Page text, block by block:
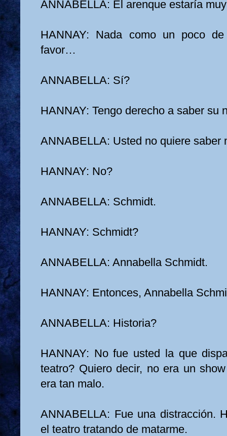
ANNABELLA: El arenque estaría
HANNAY: Nada como un poco
favor…
ANNABELLA: Sí?
HANNAY: Tengo derecho a saber su
ANNABELLA: Usted no quiere saber
HANNAY: No?
ANNABELLA: Schmidt.
HANNAY: Schmidt?
ANNABELLA: Annabella Schmidt.
HANNAY: Entonces, Annabella
ANNABELLA: Historia?
HANNAY: No fue usted la que
teatro? Quiero decir, no era un
era tan malo.
ANNABELLA: Fue una distracción.
el teatro tratando de matarme.